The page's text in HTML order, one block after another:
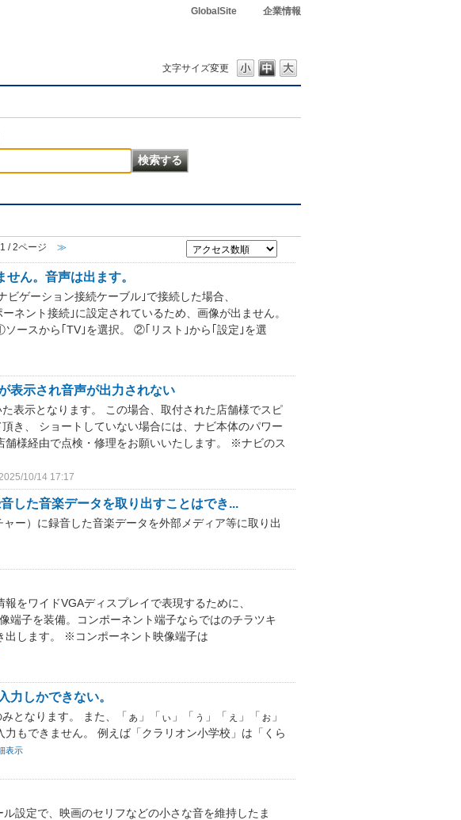
GlobalSite 企業情報
文字サイズ変更
1 / 2ページ ≫
ん。音声は出ます。
ゲーション接続ケーブル｣で接続した場合、
ネント接続｣に設定されているため、画像が出ません。
ースから｢TV｣を選択。 ②｢リスト｣から｢設定｣を選
表示され音声が出力されない
表示となります。 この場合、取付された店舗様でスピ
き、 ショートしていない場合には、ナビ本体のパワー
様経由で点検・修理をお願いいたします。 ※ナビのス
10/14 17:17
した音楽データを取り出すことはでき...
ー）に録音した音楽データを外部メディア等に取り出
をワイドVGAディスプレイで表現するために、
端子を装備。コンポーネント端子ならではのチラツキ
出します。 ※コンポーネント映像端子は
力しかできない。
となります。 また、「ぁ」「ぃ」「ぅ」「ぇ」「ぉ」
力もできません。 例えば「クラリオン小学校」は「くら
表示
設定で、映画のセリフなどの小さな音を維持したま